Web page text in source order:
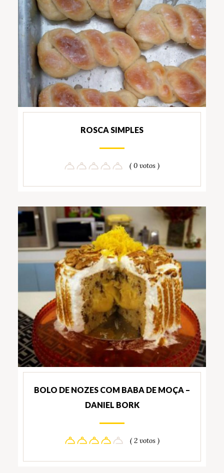
ROSCA SIMPLES
( 0 votos )
BOLO DE NOZES COM BABA DE MOÇA –
DANIEL BORK
( 2 votos )